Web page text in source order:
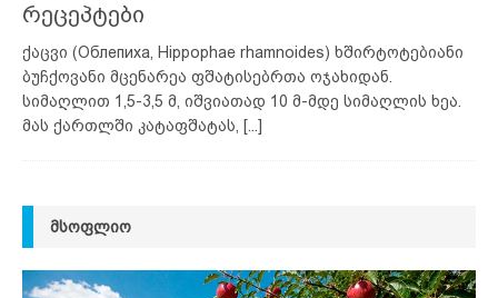
რეცეპტები
ქაცვი (Облепиха, Hippophae rhamnoides) ხშირტოტებიანი
ბუჩქოვანი მცენარეა ფშატისებრთა ოჯახიდან.
სიმაღლით 1,5-3,5 მ, იშვიათად 10 მ-მდე სიმაღლის ხეა.
მას ქართლში კატაფშატას,
[...]
ᲛᲡᲝᲤᲚᲘᲝ